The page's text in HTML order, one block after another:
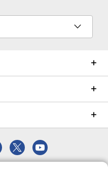
implementación de nuevas
expertos están